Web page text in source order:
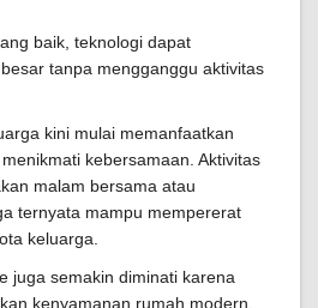
baik, teknologi dapat
tanpa mengganggu aktivitas
kini mulai memanfaatkan
kebersamaan. Aktivitas
malam bersama atau
ternyata mampu mempererat
keluarga.
juga semakin diminati karena
kenyamanan rumah modern.